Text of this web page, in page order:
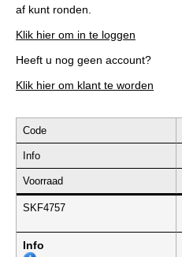
af kunt ronden.
Klik hier om in te loggen
Heeft u nog geen account?
Klik hier om klant te worden
Code
Info
Voorraad
SKF4757
Info